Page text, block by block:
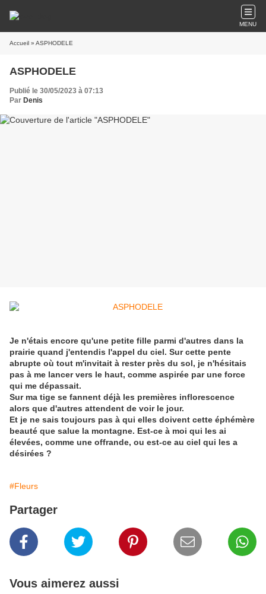
MENU
Accueil » ASPHODELE
ASPHODELE
Publié le 30/05/2023 à 07:13
Par Denis
Je n'étais encore qu'une petite fille parmi d'autres dans la
prairie quand j'entendis l'appel du ciel. Sur cette pente
abrupte où tout m'invitait à rester près du sol, je n'hésitais
pas à me lancer vers le haut, comme aspirée par une force
qui me dépassait.
Sur ma tige se fannent déjà les premières inflorescence
alors que d'autres attendent de voir le jour.
Et je ne sais toujours pas à qui elles doivent cette éphémère
beauté que salue la montagne. Est-ce à moi qui les ai
élevées, comme une offrande, ou est-ce au ciel qui les a
désirées ?
#Fleurs
Partager
Vous aimerez aussi